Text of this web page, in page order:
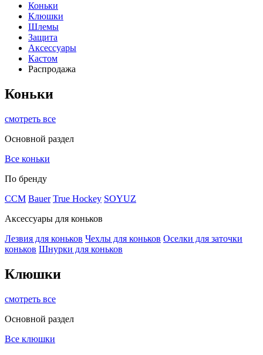
Коньки
Клюшки
Шлемы
Защита
Аксессуары
Кастом
Распродажа
Коньки
смотреть все
Основной раздел
Все коньки
По бренду
ССМ Bauer True Hockey SOYUZ
Аксессуары для коньков
Лезвия для коньков Чехлы для коньков Оселки для заточки
коньков Шнурки для коньков
Клюшки
смотреть все
Основной раздел
Все клюшки